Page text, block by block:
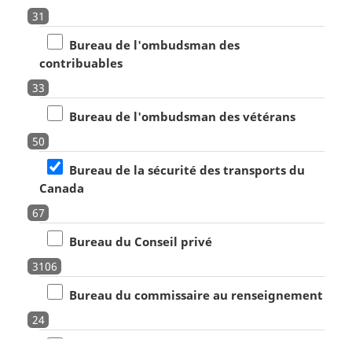
31
Bureau de l'ombudsman des
contribuables
33
Bureau de l'ombudsman des vétérans
50
Bureau de la sécurité des transports du
Canada
67
Bureau du Conseil privé
3106
Bureau du commissaire au renseignement
24